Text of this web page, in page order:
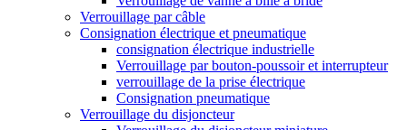
Verrouillage par câble
Consignation électrique et pneumatique
consignation électrique industrielle
Verrouillage par bouton-poussoir et interrupteur
verrouillage de la prise électrique
Consignation pneumatique
Verrouillage du disjoncteur